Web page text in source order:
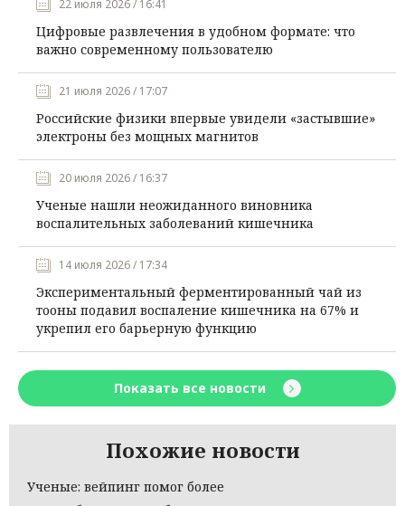
22 июля 2026 / 16:41
Цифровые развлечения в удобном формате: что
важно современному пользователю
21 июля 2026 / 17:07
Российские физики впервые увидели «застывшие»
электроны без мощных магнитов
20 июля 2026 / 16:37
Ученые нашли неожиданного виновника
воспалительных заболеваний кишечника
14 июля 2026 / 17:34
Экспериментальный ферментированный чай из
тооны подавил воспаление кишечника на 67% и
укрепил его барьерную функцию
Показать все новости
Похожие новости
Ученые: вейпинг помог более